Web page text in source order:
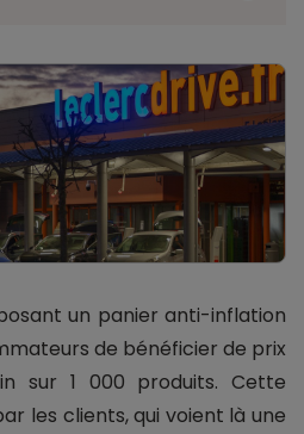
un panier anti-inflation
de bénéficier de prix
sur 1 000 produits. Cette
les clients, qui voient là une